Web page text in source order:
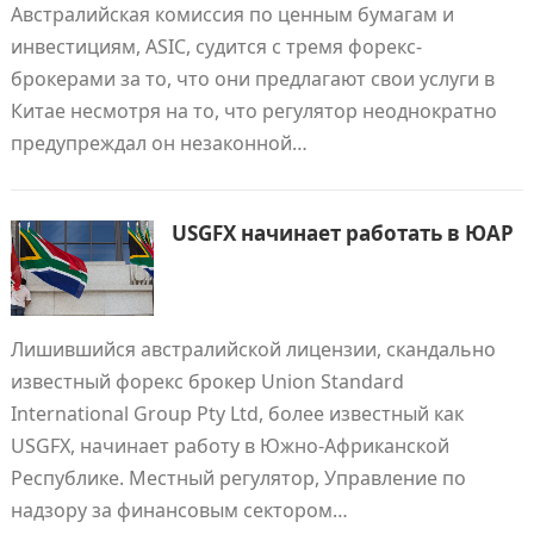
Австралийская комиссия по ценным бумагам и
инвестициям, ASIC, судится с тремя форекс-
брокерами за то, что они предлагают свои услуги в
Китае несмотря на то, что регулятор неоднократно
предупреждал он незаконной…
USGFX начинает работать в ЮАР
Лишившийся австралийской лицензии, скандально
известный форекс брокер Union Standard
International Group Pty Ltd, более известный как
USGFX, начинает работу в Южно-Африканской
Республике. Местный регулятор, Управление по
надзору за финансовым сектором…